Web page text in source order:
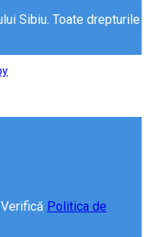
Sibiu. Toate drepturile
Politica de